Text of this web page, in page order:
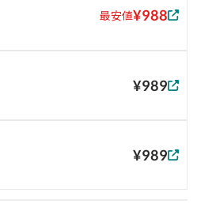
最安値¥988
¥989
¥989